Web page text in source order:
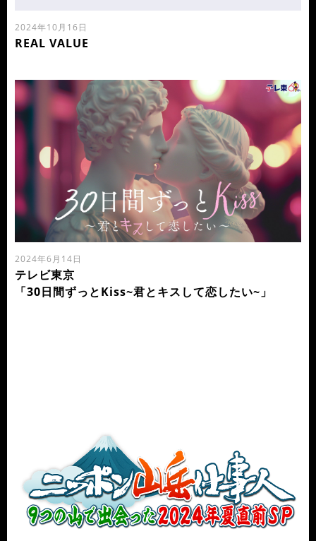
2024年10月16日
REAL VALUE
2024年6月14日
テレビ東京
「30日間ずっとKiss~君とキスして恋したい~」